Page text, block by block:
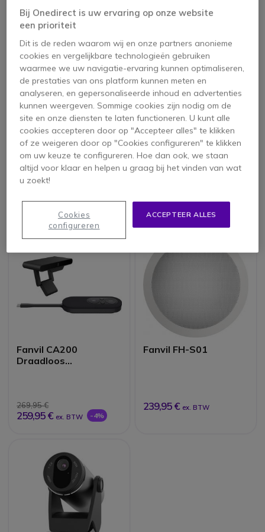
IconTopverkoper
Fanvil A400 Room
Cast CA400
5 van 6 Reviews
371,95 € ex. BTW
Fanvil CS30 free
Fanvil CA200
Draadloos
269,95 €
259,95 € ex. BTW -4%
Fanvil FH-S01
239,95 € ex. BTW
Bij Onedirect is uw ervaring op onze website
een prioriteit
Dit is de reden waarom wij en onze partners anonieme
cookies en vergelijkbare technologieën gebruiken
waarmee we uw navigatie-ervaring kunnen optimaliseren,
de prestaties van ons platform kunnen meten en
analyseren, en gepersonaliseerde inhoud en advertenties
kunnen weergeven. Sommige cookies zijn nodig om de
site en onze diensten te laten functioneren. U kunt alle
cookies accepteren door op "Accepteer alles" te klikken
of ze weigeren door op "Cookies configureren" te klikken
om uw keuze te configureren. Hoe dan ook, we staan
altijd voor klaar en helpen u graag bij het vinden van wat
u zoekt!
ACCEPTEER ALLES
Cookies
configureren